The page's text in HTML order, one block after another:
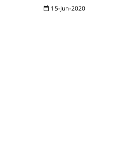
15-Jun-2020